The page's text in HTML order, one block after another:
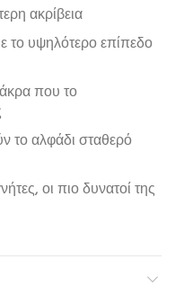
ακρίβεια
το υψηλότερο επίπεδο
που το
το αλφάδι σταθερό
οι πιο δυνατοί της